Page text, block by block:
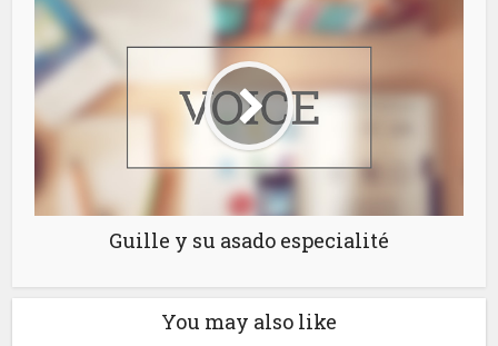
Guille y su asado especialité
You may also like